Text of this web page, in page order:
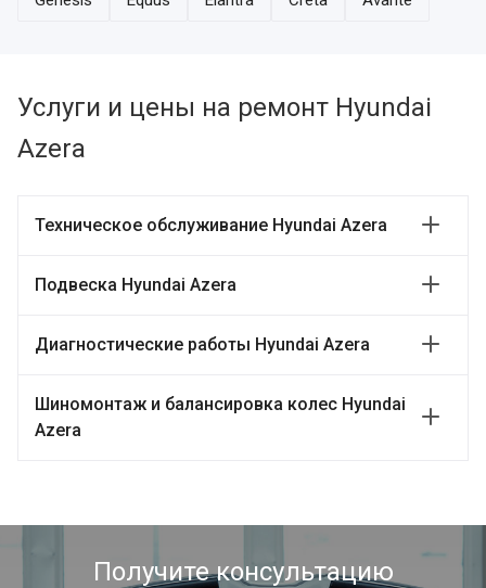
Услуги и цены на ремонт Hyundai
Azera
Техническое обслуживание Hyundai Azera
Подвеска Hyundai Azera
Диагностические работы Hyundai Azera
Шиномонтаж и балансировка колес Hyundai
Azera
Получите консультацию